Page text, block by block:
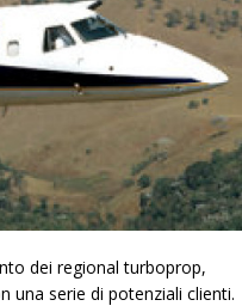
dei regional turboprop,
una serie di potenziali clienti.